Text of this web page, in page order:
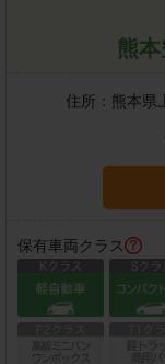
熊
住所： 熊本県
保有車両クラス